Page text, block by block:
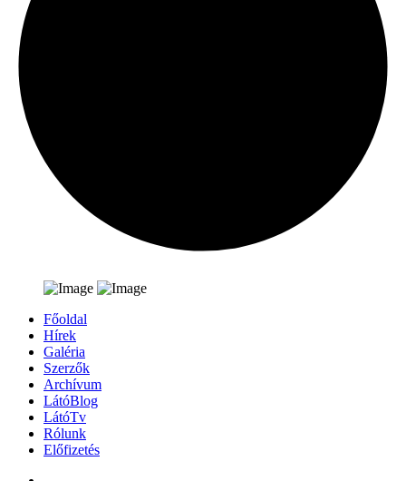
Főoldal
Hírek
Galéria
Szerzők
Archívum
LátóBlog
LátóTv
Rólunk
Előfizetés